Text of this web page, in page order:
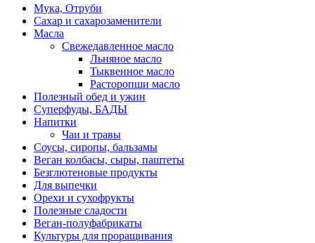
Мука, Отруби
Сахар и сахарозаменители
Масла
Свежедавленное масло
Льняное масло
Тыквенное масло
Расторопши масло
Полезный обед и ужин
Суперфуды, БАДЫ
Напитки
Чаи и травы
Соусы, сиропы, бальзамы
Веган колбасы, сыры, паштеты
Безглютеновые продукты
Для выпечки
Орехи и сухофрукты
Полезные сладости
Веган-полуфабрикаты
Культуры для проращивания